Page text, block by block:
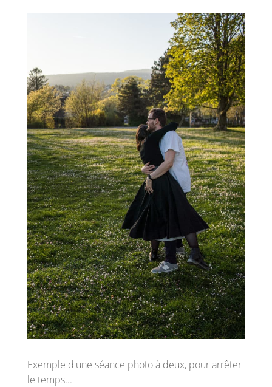
Exemple d'une séance photo à deux, pour arrêter
le temps...